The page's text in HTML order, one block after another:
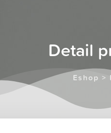
Detail
Eshop >